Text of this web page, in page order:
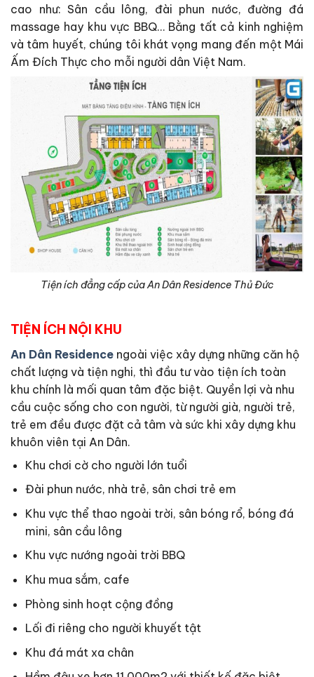
cao như: Sân cầu lông, đài phun nước, đường đá
massage hay khu vực BBQ… Bằng tất cả kinh nghiệm
và tâm huyết, chúng tôi khát vọng mang đến một Mái
Ấm Đích Thực cho mỗi người dân Việt Nam.
Tiện ích đẳng cấp của An Dân Residence Thủ Đức
TIỆN ÍCH NỘI KHU
An Dân Residence ngoài việc xây dựng những căn hộ
chất lượng và tiện nghi, thì đầu tư vào tiện ích toàn
khu chính là mối quan tâm đặc biệt. Quyền lợi và nhu
cầu cuộc sống cho con người, từ người già, người trẻ,
trẻ em đều được đặt cả tâm và sức khi xây dựng khu
khuôn viên tại An Dân.
Khu chơi cờ cho người lớn tuổi
Đài phun nước, nhà trẻ, sân chơi trẻ em
Khu vực thể thao ngoài trời, sân bóng rổ, bóng đá
mini, sân cầu lông
Khu vực nướng ngoài trời BBQ
Khu mua sắm, cafe
Phòng sinh hoạt cộng đồng
Lối đi riêng cho người khuyết tật
Khu đá mát xa chân